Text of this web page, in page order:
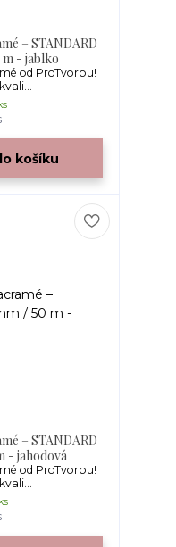
– STANDARD
m - jablko
od ProTvorbu!
košíku
– STANDARD
- jahodová
od ProTvorbu!